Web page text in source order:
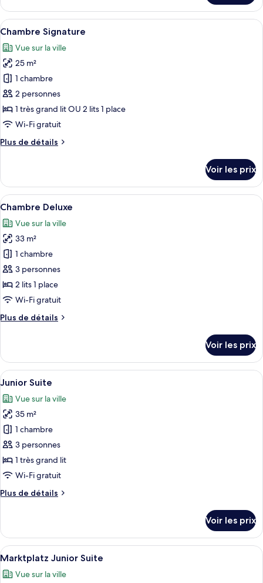
le
type
de
Chambre
Supérieure
Afficher
toutes
les
photos
pour
ce
type
de
chambre :
Chambre
Une chambre d’hôtel moderne,
7
Chambre Signature
Vue sur la ville
25 m²
1 chambre
2 personnes
1 très grand lit OU 2 lits 1 place
Wi-Fi gratuit
Plus de détails
Plus
le
type
de
Chambre
Signature
Voir les prix
Afficher
toutes
les
photos
pour
ce
type
de
chambre :
Chambre
Une chambre d’hôtel moderne avec
6
Chambre Deluxe
Vue sur la ville
33 m²
1 chambre
3 personnes
2 lits 1 place
Wi-Fi gratuit
Plus de détails
Plus
le
type
de
Chambre
Deluxe
Voir les prix
Afficher
toutes
les
photos
pour
ce
type
de
chambre :
Junior
Une chambre d’hôtel moderne
6
Junior Suite
Vue sur la ville
35 m²
1 chambre
3 personnes
1 très grand lit
Wi-Fi gratuit
Plus de détails
Plus
le
type
de
chambre
Junior
Voir les prix
Afficher
toutes
les
Une chambre d’hôtel moderne
10
Marktplatz Junior Suite
Vue sur la ville